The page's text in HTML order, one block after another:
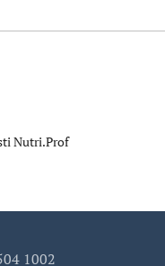
Nutri.Prof
1002